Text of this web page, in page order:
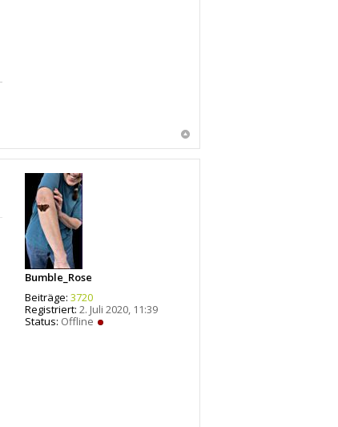
Bumble_Rose
Beiträge: 3720
Registriert: 2. Juli 2020, 11:39
Status: Offline